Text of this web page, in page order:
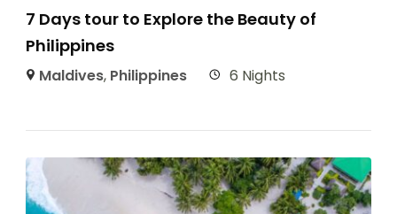
7 Days tour to Explore the Beauty of
Philippines
Maldives, Philippines 6 Nights